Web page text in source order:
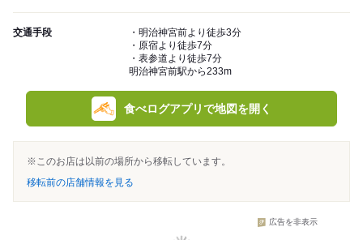
交通手段
・明治神宮前より徒歩3分
・原宿より徒歩7分
・表参道より徒歩7分
明治神宮前駅から233m
食べログアプリで地図を開く
※このお店は以前の場所から移転しています。
移転前の店舗情報を見る
広告を非表示